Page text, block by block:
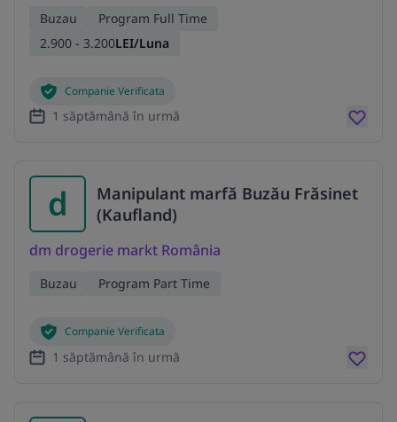
Buzau
Program Full Time
2.900 - 3.200LEI/Luna
Companie Verificata
1 săptămână în urmă
d
Manipulant marfă Buzău Frăsinet
(Kaufland)
dm drogerie markt România
Buzau Program Part Time
Companie Verificata
1 săptămână în urmă